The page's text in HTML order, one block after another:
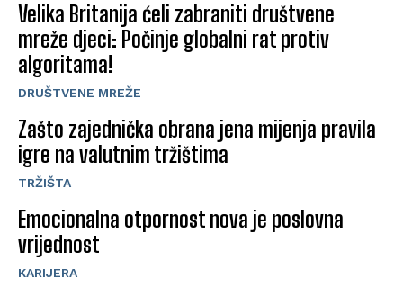
Velika Britanija ćeli zabraniti društvene
mreže djeci: Počinje globalni rat protiv
algoritama!
DRUŠTVENE MREŽE
Zašto zajednička obrana jena mijenja pravila
igre na valutnim tržištima
TRŽIŠTA
Emocionalna otpornost nova je poslovna
vrijednost
KARIJERA